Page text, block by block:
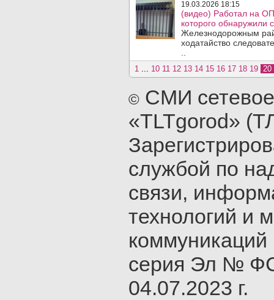
19.03.2026 18:15
(видео) Работал на
которого обнаружили
Железнодорожным
ходатайство
1 10 11 12 13 14 15 16 17 18 19 20
© СМИ
«TLTgorod»
службой по
связи,
технологий и
серия Эл №
04.07.2023 г.